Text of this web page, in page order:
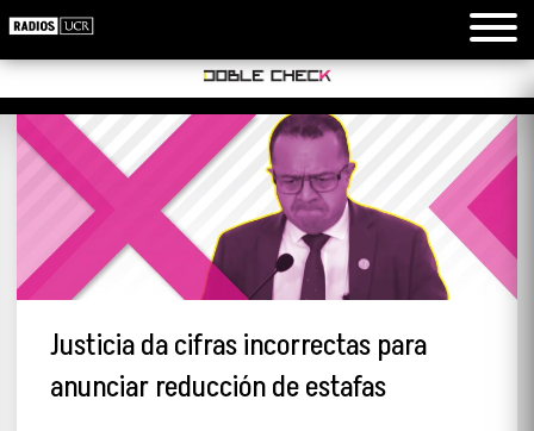
Justicia da cifras incorrectas para
anunciar reducción de estafas